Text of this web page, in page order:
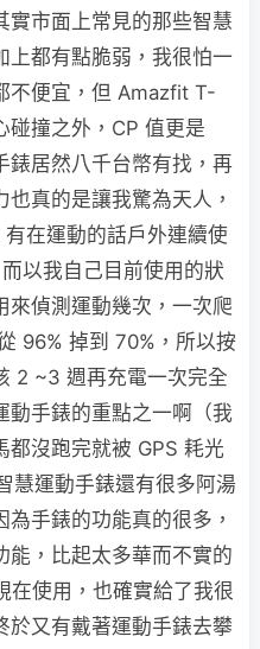
實市面上常見的那些智慧
上都有點脆弱，我很怕一
不便宜，但 Amazfit T-
碰撞之外，CP 值更是
錶居然八千台幣有找，再
真的是讓我驚為天人，
在運動的話戶外連續使
以我自己目前使用的狀
來偵測運動幾次，一次爬
96% 掉到 70%，所以按
2 ~3 週再充電一次完全
動手錶的重點之一啊（我
都沒跑完就被 GPS 耗光
慧運動手錶還有很多阿湯
手錶的功能真的很多，
能，比起太多華而不實的
使用，也確實給了我很
於又有戴著運動手錶去攀